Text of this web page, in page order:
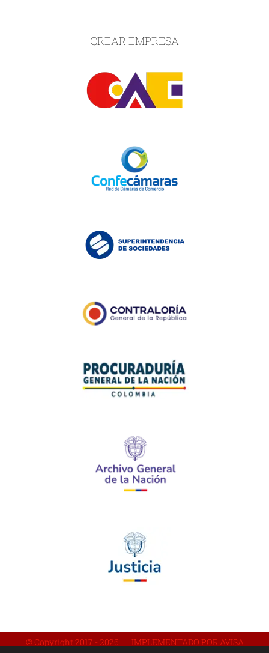
CREAR EMPRESA
© Copyright 2017 - 2026 | IMPLEMENTADO POR AVISA